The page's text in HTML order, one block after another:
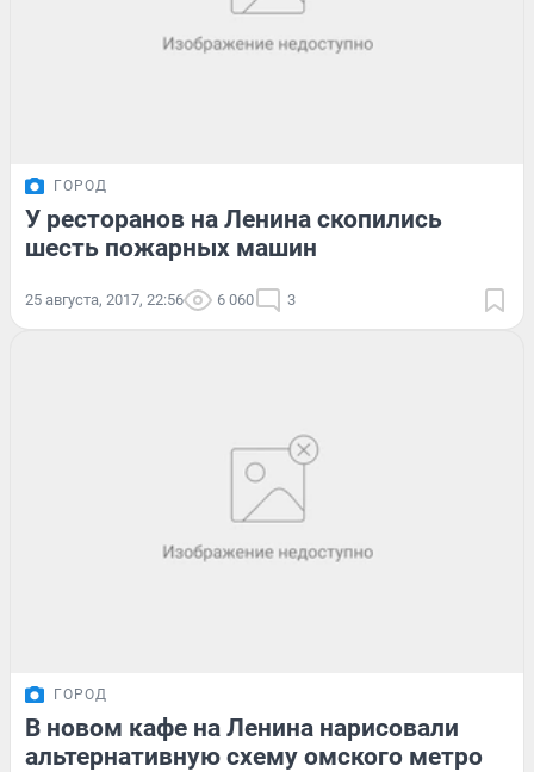
ГОРОД
У ресторанов на Ленина скопились
шесть пожарных машин
25 августа, 2017, 22:56 6 060 3
ГОРОД
В новом кафе на Ленина нарисовали
альтернативную схему омского метро